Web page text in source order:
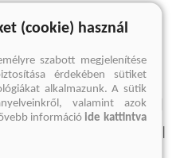
nincs találat
felmondási nyilatkozat
(cookie) használ
szabott megjelenítése
érdekében sütiket
alkalmazunk. A sütik
valamint azok
információide kattintva